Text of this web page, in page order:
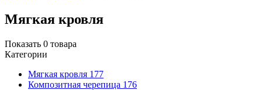
Мягкая кровля
Показать 0 товара
Категории
Мягкая кровля 177
Композитная черепица 176